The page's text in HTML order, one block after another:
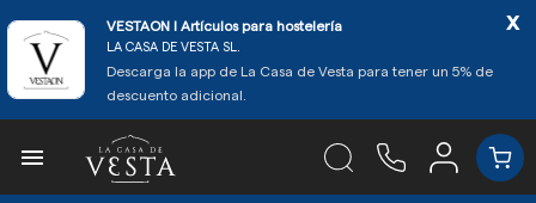
VESTAON l Artículos para hostelería
LA CASA DE VESTA SL.
Descarga la app de La Casa de Vesta para tener un 5% de
descuento adicional.
x
